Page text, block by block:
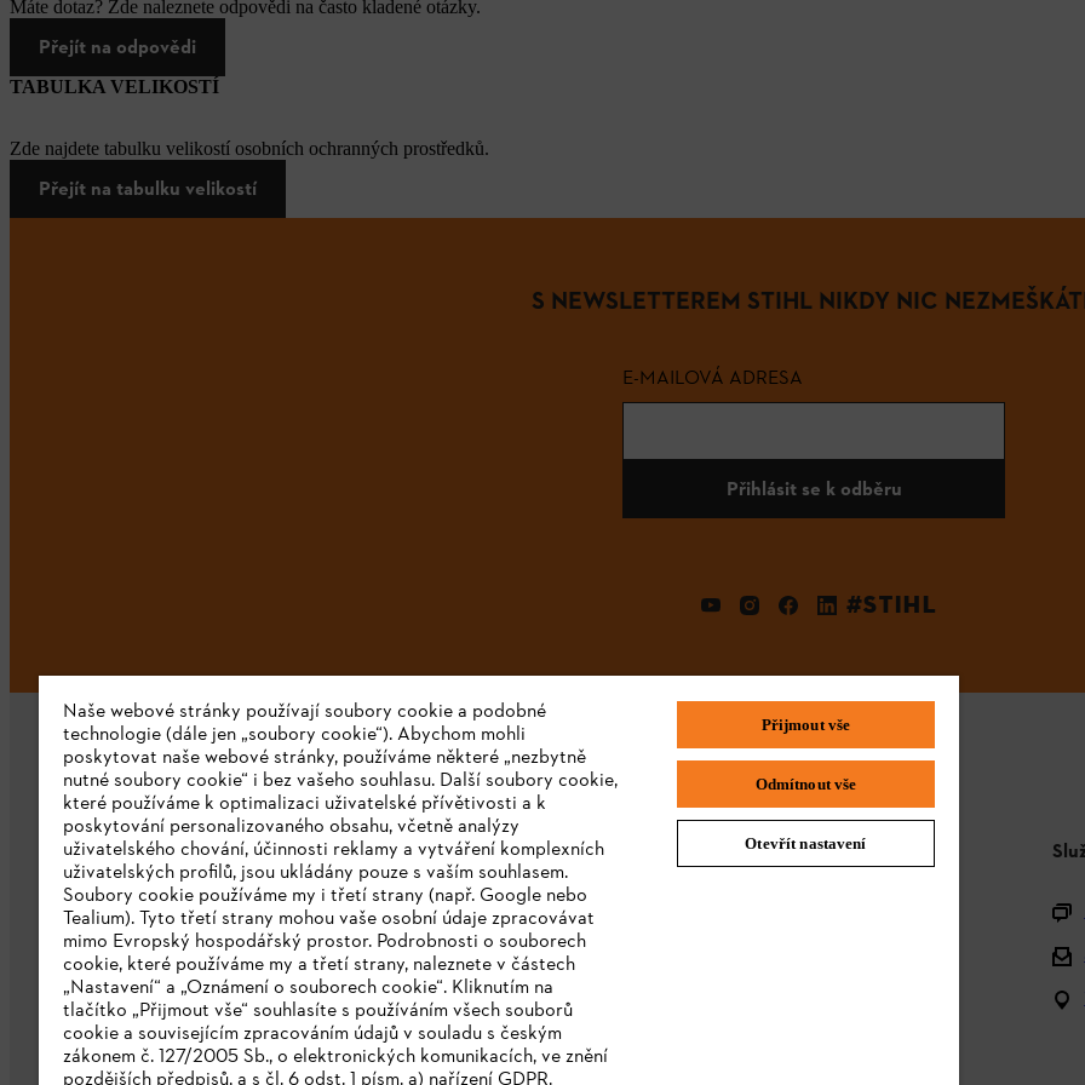
Máte dotaz? Zde naleznete odpovědi na často kladené otázky.
Přejít na odpovědi
TABULKA VELIKOSTÍ
Zde najdete tabulku velikostí osobních ochranných prostředků.
Přejít na tabulku velikostí
S NEWSLETTEREM STIHL NIKDY NIC
E-MAILOVÁ ADRESA
Přihlásit se k odběru
#STIHL
Společnost
O nás
Stáhnout katalog
Oznamovací systém STIHL
Naše webové stránky používají soubory cookie a podobné
technologie (dále jen „soubory cookie“). Abychom mohli
poskytovat naše webové stránky, používáme některé „nezbytně
nutné soubory cookie“ i bez vašeho souhlasu. Další soubory cookie,
které používáme k optimalizaci uživatelské přívětivosti a k
poskytování personalizovaného obsahu, včetně analýzy
uživatelského chování, účinnosti reklamy a vytváření komplexních
uživatelských profilů, jsou ukládány pouze s vaším souhlasem.
Soubory cookie používáme my i třetí strany (např. Google nebo
Tealium). Tyto třetí strany mohou vaše osobní údaje zpracovávat
mimo Evropský hospodářský prostor. Podrobnosti o souborech
cookie, které používáme my a třetí strany, naleznete v částech
„Nastavení“ a „Oznámení o souborech cookie“. Kliknutím na
tlačítko „Přijmout vše“ souhlasíte s používáním všech souborů
cookie a souvisejícím zpracováním údajů v souladu s českým
zákonem č. 127/2005 Sb., o elektronických komunikacích, ve znění
Přijmout vše
Odmítnout vše
Otevřít nastavení